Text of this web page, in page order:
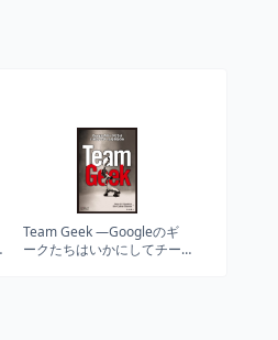
Team Geek ―Googleのギ
ークたちはいかにしてチー